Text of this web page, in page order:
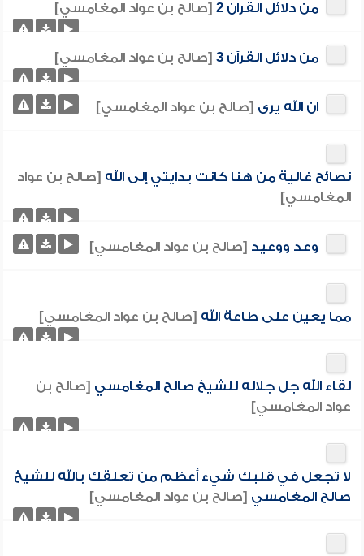
من دلائل القرآن 2 [صالح بن عواد المغامسي]
من دلائل القرآن 3 [صالح بن عواد المغامسي]
ان الله يرى [صالح بن عواد المغامسي]
نصائح غالية من هنا كانت بدايتي إلى الله [صالح بن عواد
المغامسي]
وعد ووعيد [صالح بن عواد المغامسي]
مما يعين على طاعة الله [صالح بن عواد المغامسي]
لقاء الله جل جلاله للشيخ صالح المغامسي [صالح بن
عواد المغامسي]
لا تجعل في قلبك شيء أعظم من تعلقك بالله للشيخ
صالح المغامسي [صالح بن عواد المغامسي]